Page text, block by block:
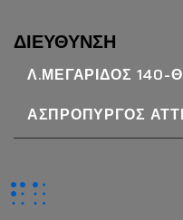
ΔΙΕΥΘΥΝΣΗ
Λ.ΜΕΓΑΡΙΔΟΣ 140-
ΑΣΠΡΟΠΥΡΓΟΣ